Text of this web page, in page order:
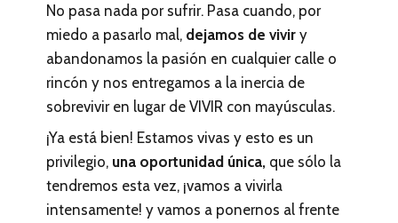
No pasa nada por sufrir. Pasa cuando, por
miedo a pasarlo mal, dejamos de vivir y
abandonamos la pasión en cualquier calle o
rincón y nos entregamos a la inercia de
sobrevivir en lugar de VIVIR con mayúsculas.
¡Ya está bien! Estamos vivas y esto es un
privilegio, una oportunidad única, que sólo la
tendremos esta vez, ¡vamos a vivirla
intensamente! y vamos a ponernos al frente